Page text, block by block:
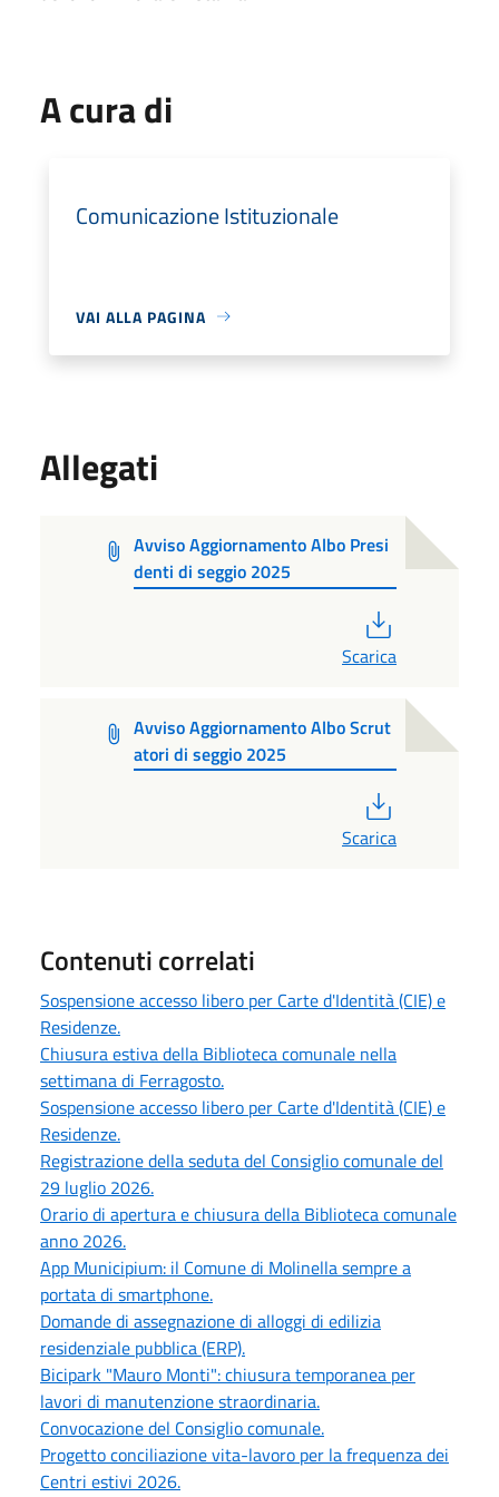
A cura di
Comunicazione Istituzionale
VAI ALLA PAGINA
Allegati
Avviso Aggiornamento Albo Presi
denti di seggio 2025
Scarica
Avviso Aggiornamento Albo Scrut
atori di seggio 2025
Scarica
Contenuti correlati
Sospensione accesso libero per Carte d'Identità (CIE) e
Residenze.
Chiusura estiva della Biblioteca comunale nella
settimana di Ferragosto.
Sospensione accesso libero per Carte d'Identità (CIE) e
Residenze.
Registrazione della seduta del Consiglio comunale del
29 luglio 2026.
Orario di apertura e chiusura della Biblioteca comunale
anno 2026.
App Municipium: il Comune di Molinella sempre a
portata di smartphone.
Domande di assegnazione di alloggi di edilizia
residenziale pubblica (ERP).
Bicipark "Mauro Monti": chiusura temporanea per
lavori di manutenzione straordinaria.
Convocazione del Consiglio comunale.
Progetto conciliazione vita-lavoro per la frequenza dei
Centri estivi 2026.